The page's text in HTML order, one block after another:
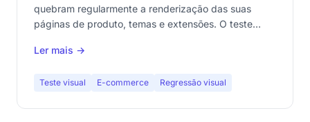
quebram regularmente a renderização das suas
páginas de produto, temas e extensões. O teste
contra regressões visuais num catálogo de centenas
Ler mais →
Teste visual E-commerce Regressão visual